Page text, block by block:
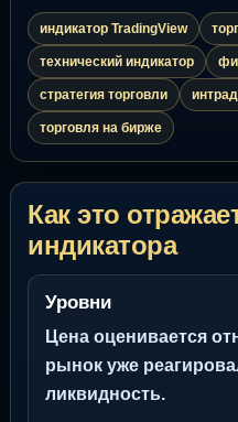
индикатор TradingView
технический индикатор
стратегия торговли
торговля на бирже
Как это
индикатора
Уровни
Цена оценивается
рынок уже
ликвидность.